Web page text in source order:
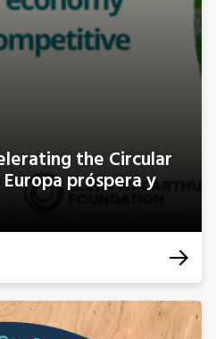
the Circular
próspera y